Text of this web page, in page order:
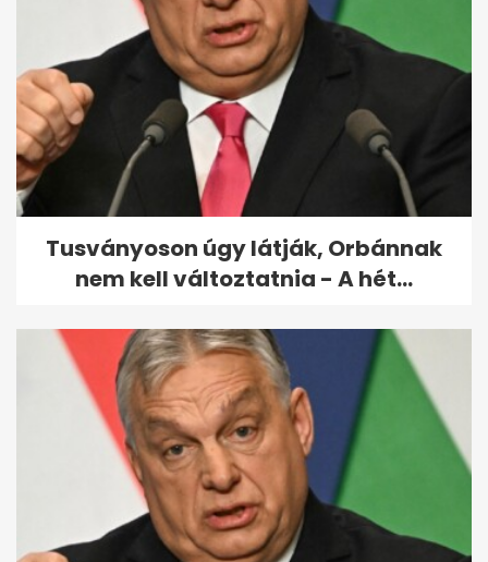
Varga Judit reagált: Orbán
bántalmazással
kapcsolatban emlegette...
Tusványoson úgy látják, Orbánnak
nem kell változtatnia - A hét...